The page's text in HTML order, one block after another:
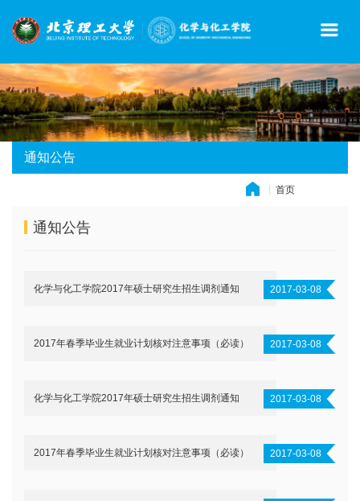
通知公告
首页
通知公告
化学与化工学院2017年硕士研究生招生调剂通知 2017-03-08
2017年春季毕业生就业计划核对注意事项（必读） 2017-03-08
化学与化工学院2017年硕士研究生招生调剂通知 2017-03-08
2017年春季毕业生就业计划核对注意事项（必读） 2017-03-08